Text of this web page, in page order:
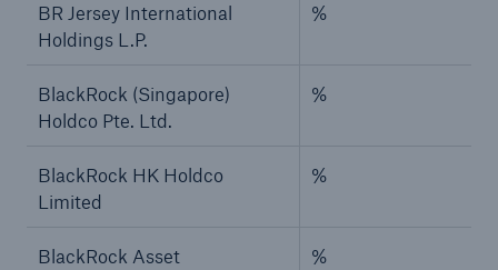
BR Jersey International
Holdings L.P.
%
BlackRock (Singapore)
Holdco Pte. Ltd.
%
BlackRock HK Holdco
Limited
%
BlackRock Asset
%